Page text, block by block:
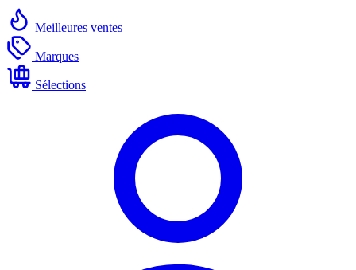
Meilleures ventes
Marques
Sélections